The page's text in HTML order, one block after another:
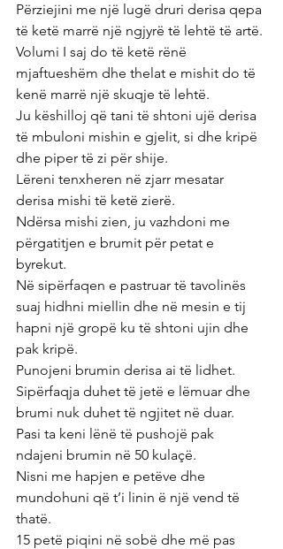
Përziejini me një lugë druri derisa qepa
të ketë marrë një ngjyrë të lehtë të artë.
Volumi I saj do të ketë rënë
mjaftueshëm dhe thelat e mishit do të
kenë marrë një skuqje të lehtë.
Ju këshilloj që tani të shtoni ujë derisa
të mbuloni mishin e gjelit, si dhe kripë
dhe piper të zi për shije.
Lëreni tenxheren në zjarr mesatar
derisa mishi të ketë zierë.
Ndërsa mishi zien, ju vazhdoni me
përgatitjen e brumit për petat e
byrekut.
Në sipërfaqen e pastruar të tavolinës
suaj hidhni miellin dhe në mesin e tij
hapni një gropë ku të shtoni ujin dhe
pak kripë.
Punojeni brumin derisa ai të lidhet.
Sipërfaqja duhet të jetë e lëmuar dhe
brumi nuk duhet të ngjitet në duar.
Pasi ta keni lënë të pushojë pak
ndajeni brumin në 50 kulaçë.
Nisni me hapjen e petëve dhe
mundohuni që t’i linin ë një vend të
thatë.
15 petë piqini në sobë dhe më pas